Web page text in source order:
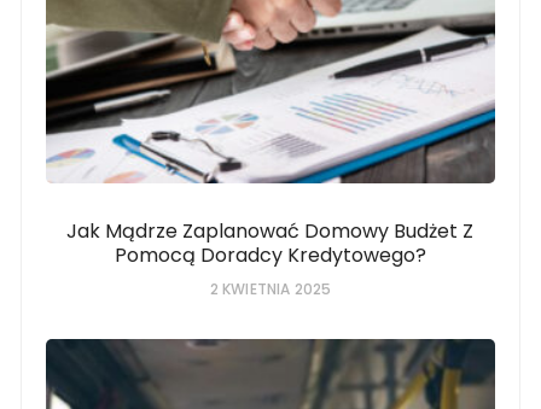
Jak Mądrze Zaplanować Domowy Budżet Z
Pomocą Doradcy Kredytowego?
2 KWIETNIA 2025